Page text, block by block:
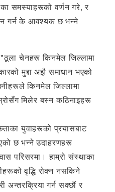
समस्याहरूको वर्णन गरे, र
गर्न के आवश्यक छ भन्ने
"ठूला चेनहरू किनमेल जिल्लामा
मुद्दा अझै समाधान भएको
किनमेल जिल्लामा
मिलेर बस्न कठिनाइहरू
युवाहरूको प्रयासबाट
छ भन्ने उदाहरणहरू
परिसरमा। हाम्रो संस्थाका
वृद्धि रोक्न नसकिने
अन्तरक्रिया गर्न सक्छौं र